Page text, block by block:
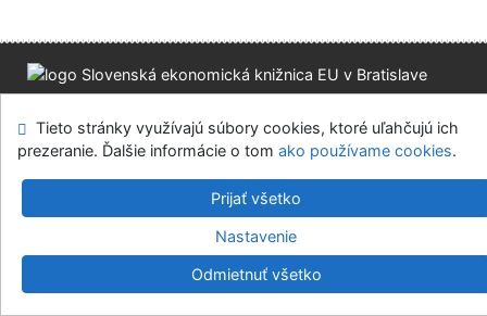
Mapa stránok Prístupnosť
Súkromie
Modul OpenSearch
Napíšte nám Nastavenie cookies
Slovenská ekonomická knižnica EU v Bratislave
©1993-2026IPACv.4.8.63a-Cosmotron Slovakia, s.r.o.
Tieto stránky využívajú súbory cookies, ktoré uľahčujú ich
prezeranie. Ďalšie informácie o tom ako používame cookies.
Prijať všetko
Nastavenie
Odmietnuť všetko